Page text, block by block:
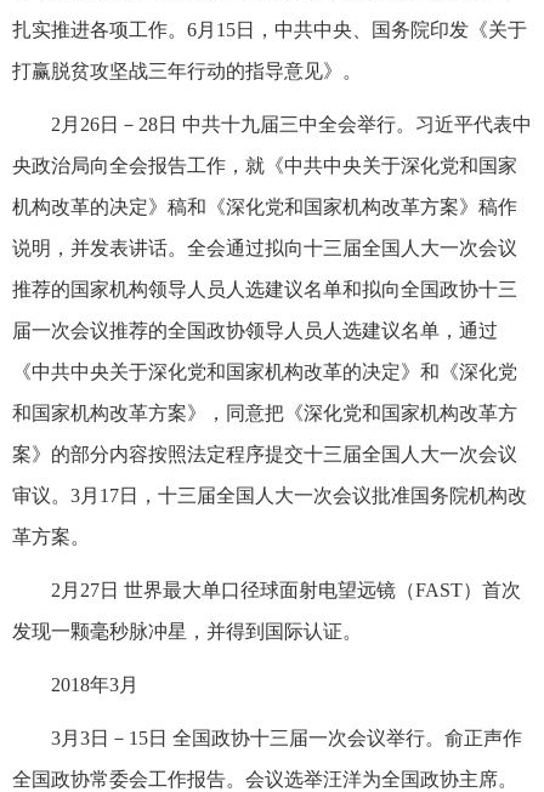
扎实推进各项工作。6月15日，中共中央、国务院印发《关于
打赢脱贫攻坚战三年行动的指导意见》。
2月26日－28日 中共十九届三中全会举行。习近平代表中
央政治局向全会报告工作，就《中共中央关于深化党和国家
机构改革的决定》稿和《深化党和国家机构改革方案》稿作
说明，并发表讲话。全会通过拟向十三届全国人大一次会议
推荐的国家机构领导人员人选建议名单和拟向全国政协十三
届一次会议推荐的全国政协领导人员人选建议名单，通过
《中共中央关于深化党和国家机构改革的决定》和《深化党
和国家机构改革方案》，同意把《深化党和国家机构改革方
案》的部分内容按照法定程序提交十三届全国人大一次会议
审议。3月17日，十三届全国人大一次会议批准国务院机构改
革方案。
2月27日 世界最大单口径球面射电望远镜（FAST）首次
发现一颗毫秒脉冲星，并得到国际认证。
2018年3月
3月3日－15日 全国政协十三届一次会议举行。俞正声作
全国政协常委会工作报告。会议选举汪洋为全国政协主席。